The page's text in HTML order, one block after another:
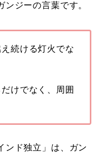
ジーの言葉です。
続ける灯火でな
けでなく、周囲
ンド独立」は、ガン